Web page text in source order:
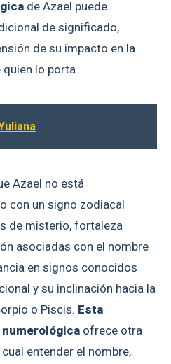
de Azael puede
de significado,
de su impacto en la
lo porta.
Azael no está
con un signo zodiacal
de misterio, fortaleza
asociadas con el nombre
en signos conocidos
y su inclinación hacia la
o Piscis. Esta
ofrece otra
entender el nombre,